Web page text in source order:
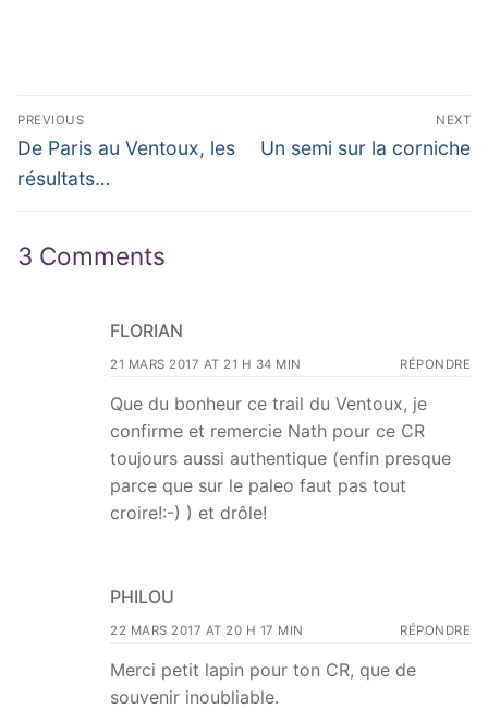
Navigation
de
l’article
PREVIOUS
Previous
post:
De Paris au Ventoux, les
résultats…
NEXT
Next
Un semi sur la corniche
3 Comments
FLORIAN
21 MARS 2017 AT 21 H 34 MIN RÉPONDRE
Que du bonheur ce trail du Ventoux, je
confirme et remercie Nath pour ce CR
toujours aussi authentique (enfin presque
parce que sur le paleo faut pas tout
croire!:-) ) et drôle!
PHILOU
22 MARS 2017 AT 20 H 17 MIN RÉPONDRE
Merci petit lapin pour ton CR, que de
souvenir inoubliable.